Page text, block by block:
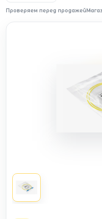
Проверяем перед продажей